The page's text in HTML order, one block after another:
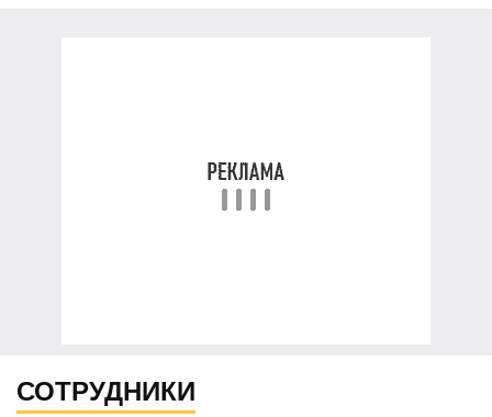
СОТРУДНИКИ